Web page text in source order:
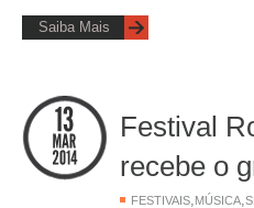
Saiba Mais
Festival
recebe o
FESTIVAIS MÚSICA